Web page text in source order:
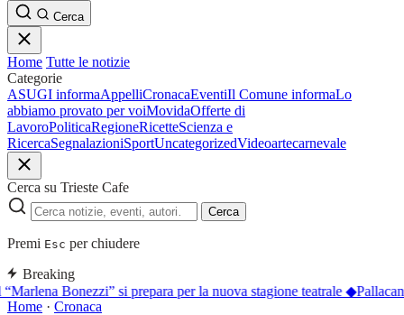
Cerca
Home Tutte le notizie
Categorie
ASUGI informaAppelliCronacaEventiIl Comune informaLo
abbiamo provato per voiMovidaOfferte di
LavoroPoliticaRegioneRicetteScienza e
RicercaSegnalazioniSportUncategorizedVideoartecarnevale
Cerca su Trieste Cafe
Cerca
Premi Esc per chiudere
Breaking
Bonezzi” si prepara per la nuova stagione teatrale◆
Home · Cronaca